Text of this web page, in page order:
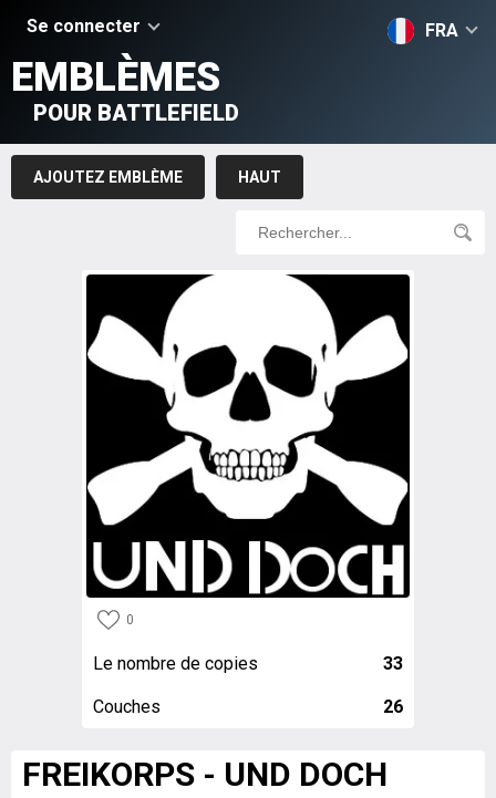
Se connecter FRA
EMBLÈMES
POUR BATTLEFIELD
AJOUTEZ EMBLÈME HAUT
0
Le nombre de copies 33
Couches 26
FREIKORPS - UND DOCH